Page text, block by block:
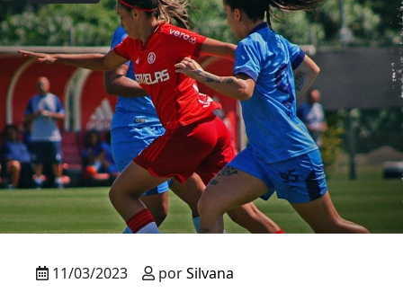
11/03/2023 porSilvana